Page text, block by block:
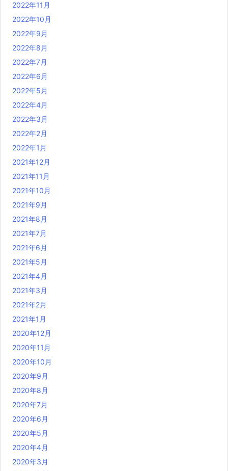
2022年11月
2022年10月
2022年9月
2022年8月
2022年7月
2022年6月
2022年5月
2022年4月
2022年3月
2022年2月
2022年1月
2021年12月
2021年11月
2021年10月
2021年9月
2021年8月
2021年7月
2021年6月
2021年5月
2021年4月
2021年3月
2021年2月
2021年1月
2020年12月
2020年11月
2020年10月
2020年9月
2020年8月
2020年7月
2020年6月
2020年5月
2020年4月
2020年3月